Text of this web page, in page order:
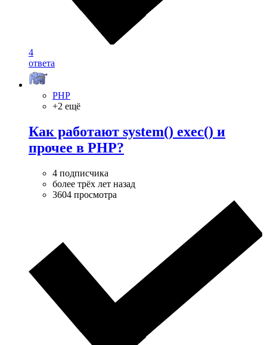
4
ответа
PHP
+2 ещё
Как работают system() exec() и
прочее в PHP?
4 подписчика
более трёх лет назад
3604 просмотра